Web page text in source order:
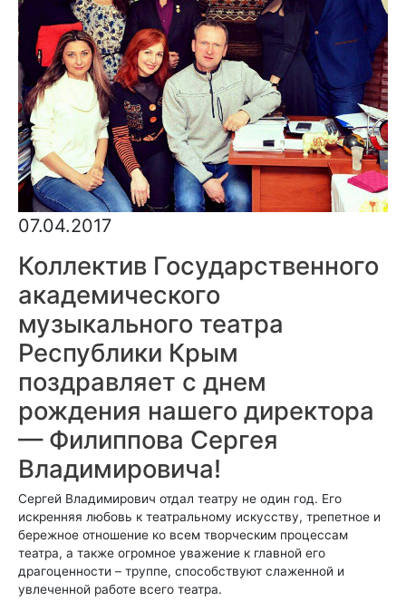
07.04.2017
Коллектив Государственного
академического
музыкального театра
Республики Крым
поздравляет с днем
рождения нашего директора
— Филиппова Сергея
Владимировича!
Сергей Владимирович отдал театру не один год. Его
искренняя любовь к театральному искусству, трепетное и
бережное отношение ко всем творческим процессам
театра, а также огромное уважение к главной его
драгоценности – труппе, способствуют слаженной и
увлеченной работе всего театра.